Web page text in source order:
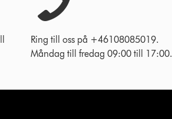
Ring till oss på +46108085019.
Måndag till fredag 09:00 till 17:00.